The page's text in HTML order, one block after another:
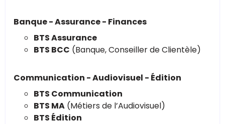
Banque - Assurance - Finances
BTS Assurance
BTS BCC (Banque, Conseiller de Clientèle)
Communication - Audiovisuel - Édition
BTS Communication
BTS MA (Métiers de l’Audiovisuel)
BTS Édition